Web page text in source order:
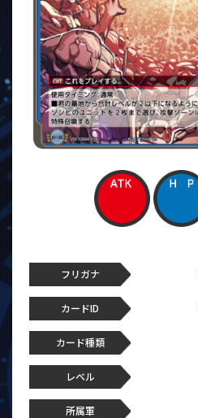
フリガナ
カードID
カード種類
レベル
所属軍